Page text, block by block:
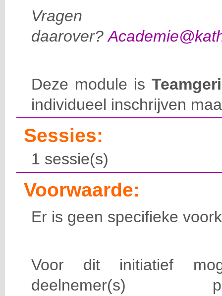
Vragen
daarover?
Deze module is
individueel inschrijven
Sessies:
1 sessie(s)
Voorwaarde:
Er is geen specifieke
Voor dit initiatief
deelnemer(s)